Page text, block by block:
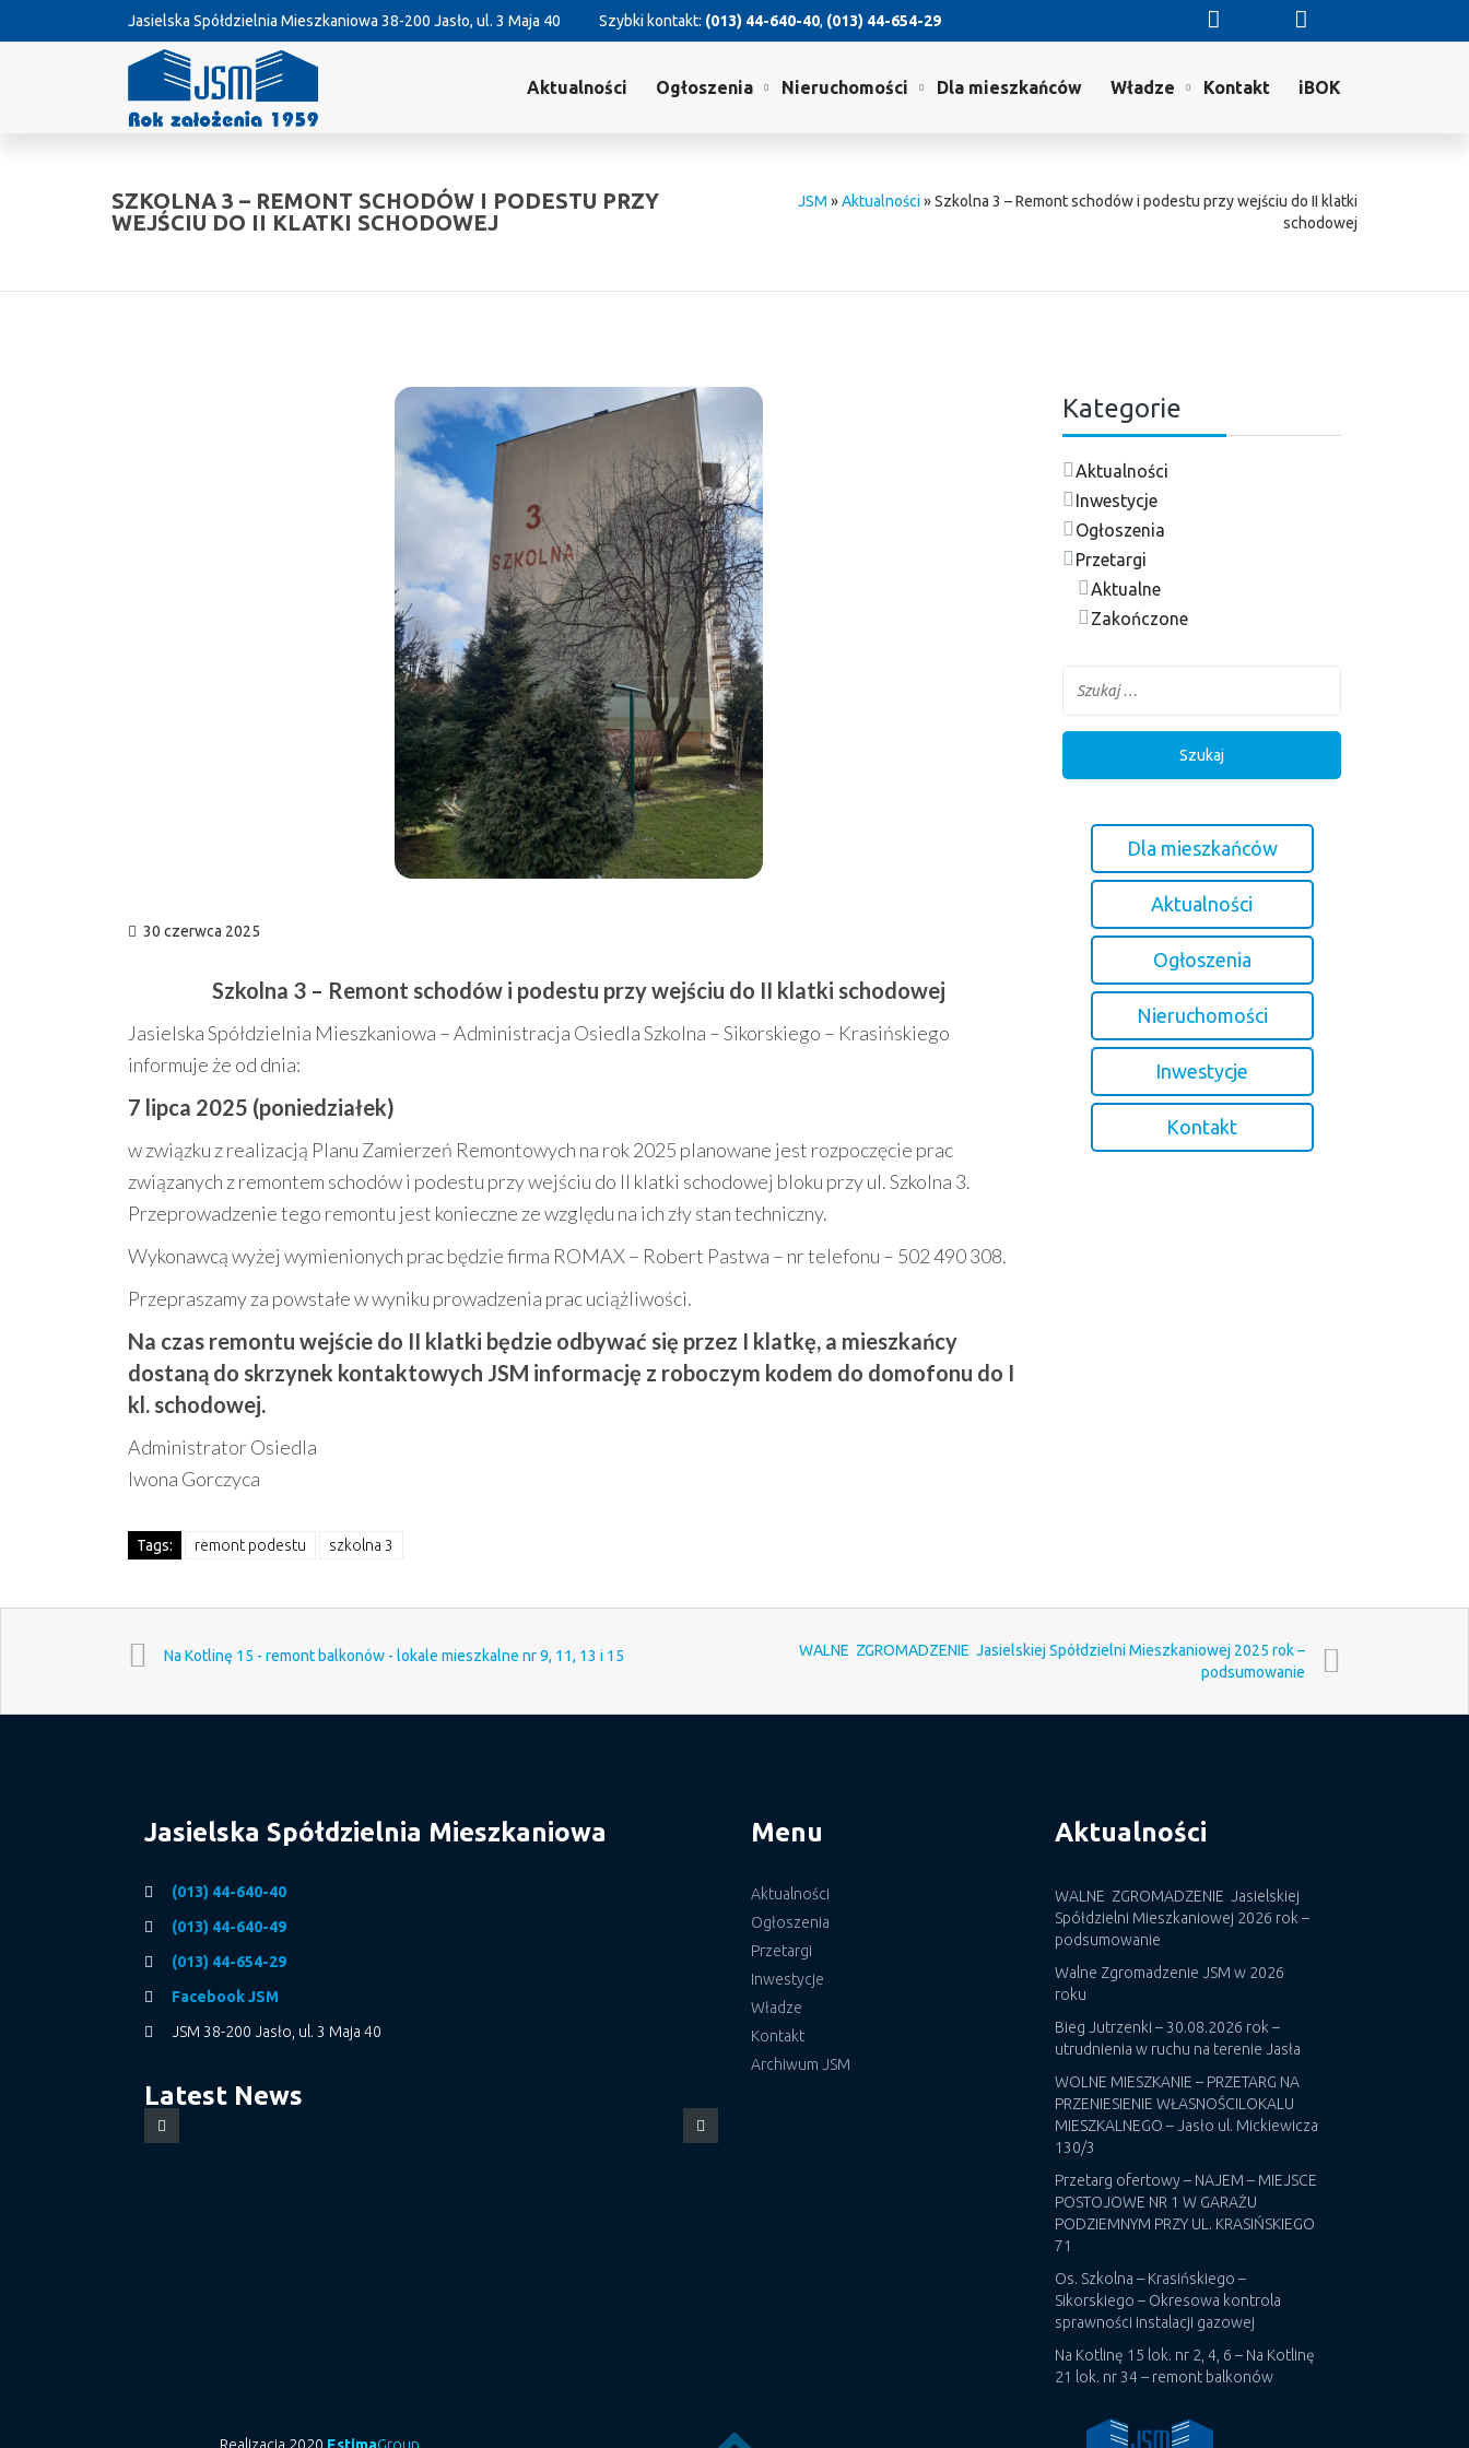
Jasielska Spółdzielnia Mieszkaniowa 38-200 Jasło, ul. 3 Maja 40 Szybki kontakt: (013) 44-640-40, (013) 44-654-29
Aktualności Ogłoszenia Nieruchomości Dla mieszkańców Władze Kontakt iBOK
SZKOLNA 3 – REMONT SCHODÓW I PODESTU PRZY
WEJŚCIU DO II KLATKI SCHODOWEJ
JSM »Aktualności»Szkolna 3 – Remont schodów i podestu przy wejściu do II klatki
schodowej
30 czerwca 2025
Szkolna 3 – Remont schodów i podestu przy wejściu do II klatki schodowej
Jasielska Spółdzielnia Mieszkaniowa – Administracja Osiedla Szkolna – Sikorskiego – Krasińskiego
informuje że od dnia:
7 lipca 2025 (poniedziałek)
w związku z realizacją Planu Zamierzeń Remontowych na rok 2025 planowane jest rozpoczęcie prac
związanych z remontem schodów i podestu przy wejściu do II klatki schodowej bloku przy ul. Szkolna 3.
Przeprowadzenie tego remontu jest konieczne ze względu na ich zły stan techniczny.
Wykonawcą wyżej wymienionych prac będzie firma ROMAX – Robert Pastwa – nr telefonu – 502 490 308.
Przepraszamy za powstałe w wyniku prowadzenia prac uciążliwości.
Na czas remontu wejście do II klatki będzie odbywać się przez I klatkę, a mieszkańcy
dostaną do skrzynek kontaktowych JSM informację z roboczym kodem do domofonu do I
kl. schodowej.
Administrator Osiedla
Iwona Gorczyca
Tags: remont podestu szkolna 3
Kategorie
Aktualności
Inwestycje
Ogłoszenia
Przetargi
Aktualne
Zakończone
Dla mieszkańców
Aktualności
Ogłoszenia
Nieruchomości
Inwestycje
Kontakt
Na Kotlinę 15 - remont balkonów - lokale mieszkalne nr 9, 11, 13 i 15
WALNE ZGROMADZENIE Jasielskiej Spółdzielni Mieszkaniowej 2025 rok –
podsumowanie
Jasielska Spółdzielnia Mieszkaniowa
(013) 44-640-40
(013) 44-640-49
(013) 44-654-29
Facebook JSM
JSM 38-200 Jasło, ul. 3 Maja 40
Latest News
Menu
Aktualności
Ogłoszenia
Przetargi
Inwestycje
Władze
Kontakt
Archiwum JSM
Aktualności
WALNE ZGROMADZENIE Jasielskiej
Spółdzielni Mieszkaniowej 2026 rok –
podsumowanie
Walne Zgromadzenie JSM w 2026
roku
Bieg Jutrzenki – 30.08.2026 rok –
utrudnienia w ruchu na terenie Jasła
WOLNE MIESZKANIE – PRZETARG NA
PRZENIESIENIE WŁASNOŚCILOKALU
MIESZKALNEGO – Jasło ul. Mickiewicza
130/3
Przetarg ofertowy – NAJEM – MIEJSCE
POSTOJOWE NR 1 W GARAŻU
PODZIEMNYM PRZY UL. KRASIŃSKIEGO
71
Os. Szkolna – Krasińskiego –
Sikorskiego – Okresowa kontrola
sprawności instalacji gazowej
Na Kotlinę 15 lok. nr 2, 4, 6 – Na Kotlinę
21 lok. nr 34 – remont balkonów